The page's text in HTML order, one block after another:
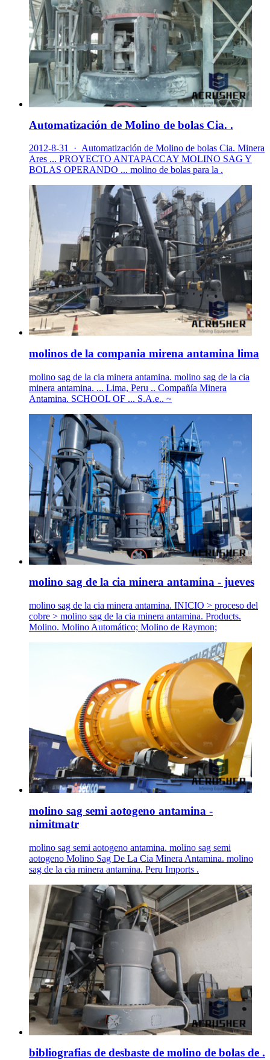
Automatización de Molino de bolas Cia. .
2012-8-31 · Automatización de Molino de bolas Cia. Minera
Ares ... PROYECTO ANTAPACCAY MOLINO SAG Y
BOLAS OPERANDO ... molino de bolas para la .
molinos de la compania mirena antamina lima
molino sag de la cia minera antamina. molino sag de la cia
minera antamina. ... Lima, Peru .. Compañía Minera
Antamina. SCHOOL OF ... S.A.e.. ~
molino sag de la cia minera antamina - jueves
molino sag de la cia minera antamina. INICIO > proceso del
cobre > molino sag de la cia minera antamina. Products.
Molino. Molino Automático; Molino de Raymon;
molino sag semi aotogeno antamina -
nimitmatr
molino sag semi aotogeno antamina. molino sag semi
aotogeno Molino Sag De La Cia Minera Antamina. molino
sag de la cia minera antamina. Peru Imports .
bibliografias de desbaste de molino de bolas de .